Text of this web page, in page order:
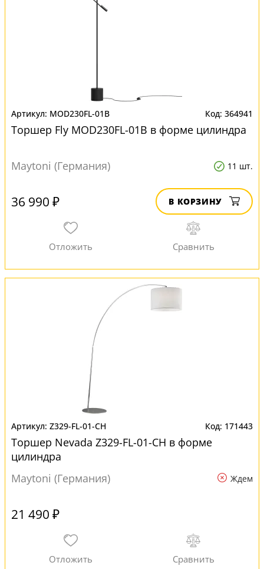
MOD230FL-01B 364941
Торшер Fly MOD230FL-01B в форме цилиндра
Maytoni (Германия) 11 шт.
36 990 ₽ В КОРЗИНУ
Z329-FL-01-CH 171443
Торшер Nevada Z329-FL-01-CH в форме
цилиндра
Maytoni (Германия)
Ждем
21 490 ₽